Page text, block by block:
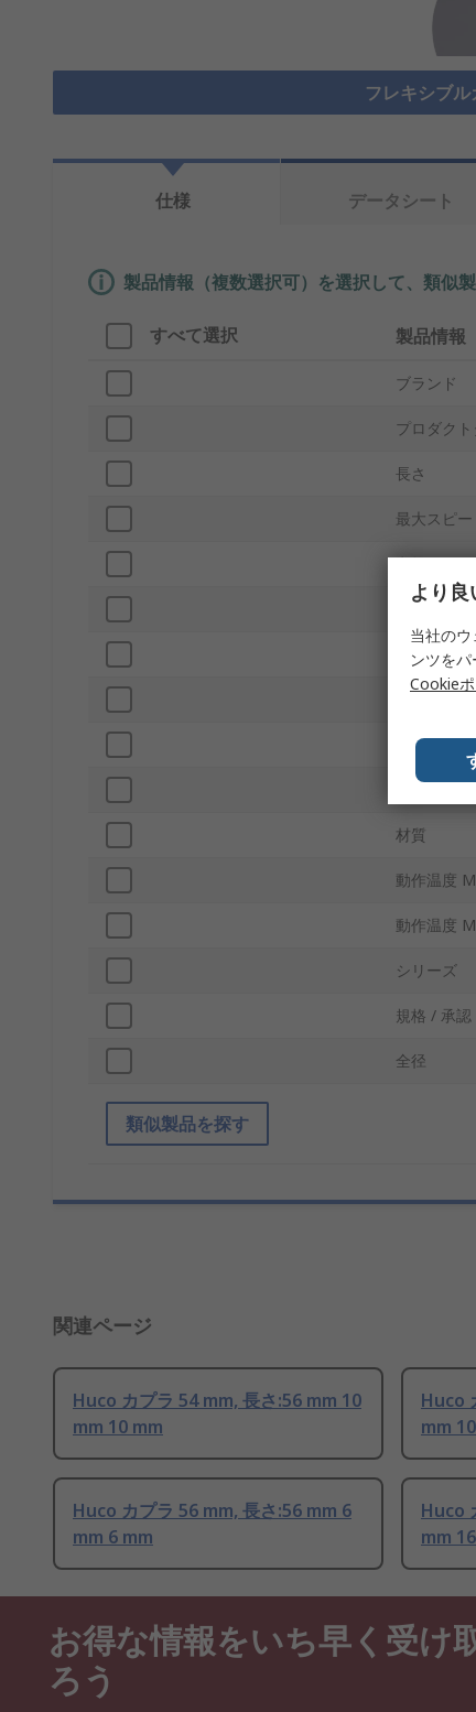
フレキシブ
仕様 データシート
製品情報（複数選択可）を選択して、類似製
すべて選択 製品情報
ブランド
プロダクト
長さ
最大スピー
定格トルク
ボアサイズA
ずれ - 角度
形状
材質
動作温度
動作温度
シリーズ
規格 / 承認
全径
類似製品を探す
関連ページ
Huco カプラ 54 mm, 長さ:56 mm 10
mm 10 mm
Huco
mm
Huco カプラ 56 mm, 長さ:56 mm 6
mm 6 mm
Huco
mm
お得な情報をいち早く受け
ろう
より
当社の
ンツを
Cookie